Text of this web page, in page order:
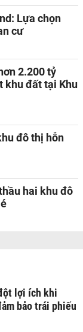
Lựa chọn
cư
2.200 tỷ
khu đất tại Khu
đô thị hỗn
hai khu đô
lợi ích khi
bảo trái phiếu